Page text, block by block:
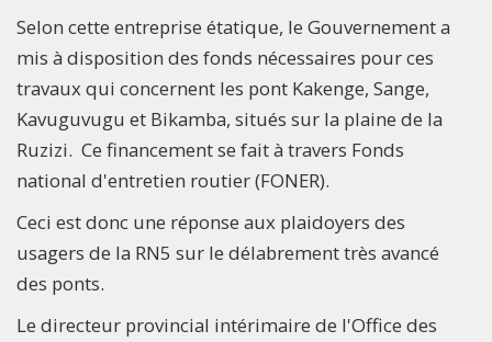
Selon cette entreprise étatique, le Gouvernement a
mis à disposition des fonds nécessaires pour ces
travaux qui concernent les pont Kakenge, Sange,
Kavuguvugu et Bikamba, situés sur la plaine de la
Ruzizi. Ce financement se fait à travers Fonds
national d'entretien routier (FONER).
Ceci est donc une réponse aux plaidoyers des
usagers de la RN5 sur le délabrement très avancé
des ponts.
Le directeur provincial intérimaire de l'Office des